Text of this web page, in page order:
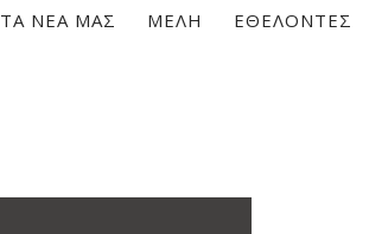
ΤΑ ΝΕΑ ΜΑΣ ΜΕΛΗ ΕΘΕΛΟΝΤΕΣ